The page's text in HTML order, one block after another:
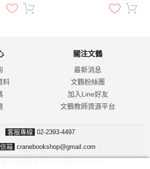
料
關注文鶴
最新消息
文鶴粉絲團
加入Line好友
文鶴教師資源平台
客服專線 02-2393-4497
箱 cranebookshop@gmail.com